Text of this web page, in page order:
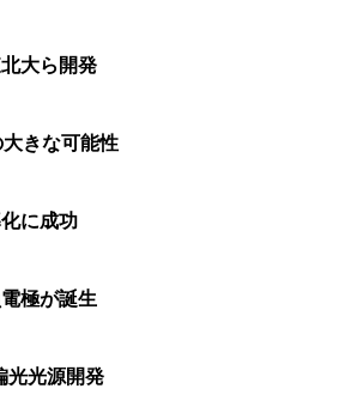
大ら開発
きな可能性
に成功
極が誕生
光光源開発